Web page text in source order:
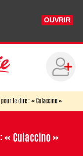
OUVRIR
le dire : « Culaccino »
« Culaccino »